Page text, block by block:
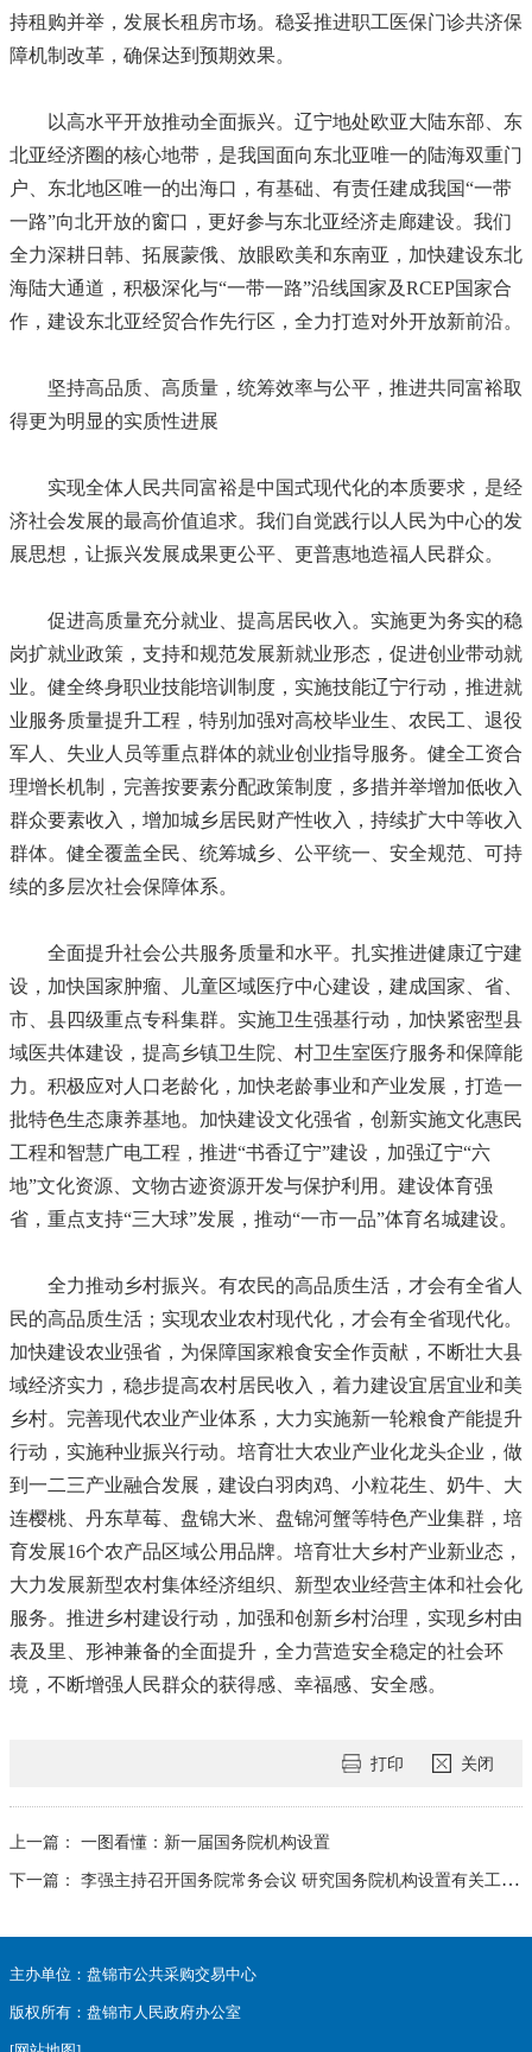
持租购并举，发展长租房市场。稳妥推进职工医保门诊共济保
障机制改革，确保达到预期效果。
以高水平开放推动全面振兴。辽宁地处欧亚大陆东部、东
北亚经济圈的核心地带，是我国面向东北亚唯一的陆海双重门
户、东北地区唯一的出海口，有基础、有责任建成我国“一带
一路”向北开放的窗口，更好参与东北亚经济走廊建设。我们
全力深耕日韩、拓展蒙俄、放眼欧美和东南亚，加快建设东北
海陆大通道，积极深化与“一带一路”沿线国家及RCEP国家合
作，建设东北亚经贸合作先行区，全力打造对外开放新前沿。
坚持高品质、高质量，统筹效率与公平，推进共同富裕取
得更为明显的实质性进展
实现全体人民共同富裕是中国式现代化的本质要求，是经
济社会发展的最高价值追求。我们自觉践行以人民为中心的发
展思想，让振兴发展成果更公平、更普惠地造福人民群众。
促进高质量充分就业、提高居民收入。实施更为务实的稳
岗扩就业政策，支持和规范发展新就业形态，促进创业带动就
业。健全终身职业技能培训制度，实施技能辽宁行动，推进就
业服务质量提升工程，特别加强对高校毕业生、农民工、退役
军人、失业人员等重点群体的就业创业指导服务。健全工资合
理增长机制，完善按要素分配政策制度，多措并举增加低收入
群众要素收入，增加城乡居民财产性收入，持续扩大中等收入
群体。健全覆盖全民、统筹城乡、公平统一、安全规范、可持
续的多层次社会保障体系。
全面提升社会公共服务质量和水平。扎实推进健康辽宁建
设，加快国家肿瘤、儿童区域医疗中心建设，建成国家、省、
市、县四级重点专科集群。实施卫生强基行动，加快紧密型县
域医共体建设，提高乡镇卫生院、村卫生室医疗服务和保障能
力。积极应对人口老龄化，加快老龄事业和产业发展，打造一
批特色生态康养基地。加快建设文化强省，创新实施文化惠民
工程和智慧广电工程，推进“书香辽宁”建设，加强辽宁“六
地”文化资源、文物古迹资源开发与保护利用。建设体育强
省，重点支持“三大球”发展，推动“一市一品”体育名城建设。
全力推动乡村振兴。有农民的高品质生活，才会有全省人
民的高品质生活；实现农业农村现代化，才会有全省现代化。
加快建设农业强省，为保障国家粮食安全作贡献，不断壮大县
域经济实力，稳步提高农村居民收入，着力建设宜居宜业和美
乡村。完善现代农业产业体系，大力实施新一轮粮食产能提升
行动，实施种业振兴行动。培育壮大农业产业化龙头企业，做
到一二三产业融合发展，建设白羽肉鸡、小粒花生、奶牛、大
连樱桃、丹东草莓、盘锦大米、盘锦河蟹等特色产业集群，培
育发展16个农产品区域公用品牌。培育壮大乡村产业新业态，
大力发展新型农村集体经济组织、新型农业经营主体和社会化
服务。推进乡村建设行动，加强和创新乡村治理，实现乡村由
表及里、形神兼备的全面提升，全力营造安全稳定的社会环
境，不断增强人民群众的获得感、幸福感、安全感。
打印 关闭
上一篇：
一图看懂：新一届国务院机构设置
下一篇：
李强主持召开国务院常务会议 研究国务院机构设置有关工作 讨论《国务院工作规则（修订稿）》 新一届国务院开始全面履职
主办单位：盘锦市公共采购交易中心
版权所有：盘锦市人民政府办公室